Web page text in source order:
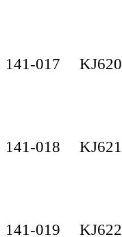
141-017 KJ620
141-018 KJ621
141-019 KJ622